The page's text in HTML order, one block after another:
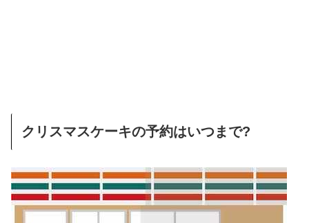
クリスマスケーキの予約はいつまで?